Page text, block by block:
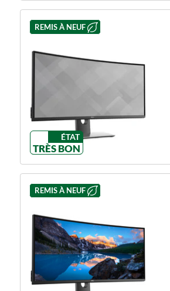
REMIS À NEUF
ÉTAT
TRÈS BON
REMIS À NEUF